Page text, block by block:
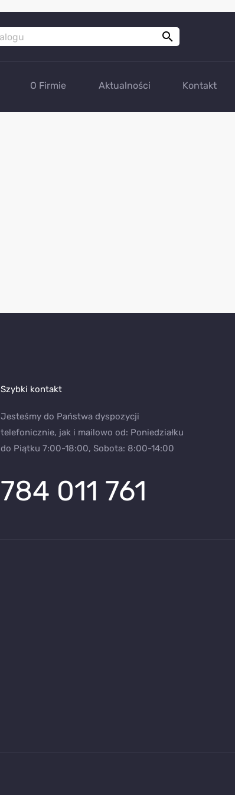

O Firmie Aktualności Kontakt
Szybki kontakt
Jesteśmy do Państwa dyspozycji
telefonicznie, jak i mailowo od: Poniedziałku
do Piątku 7:00-18:00, Sobota: 8:00-14:00
784 011 761